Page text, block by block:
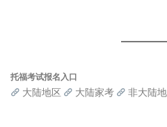
托福考试报名入口
大陆地区 大陆家考 非大陆